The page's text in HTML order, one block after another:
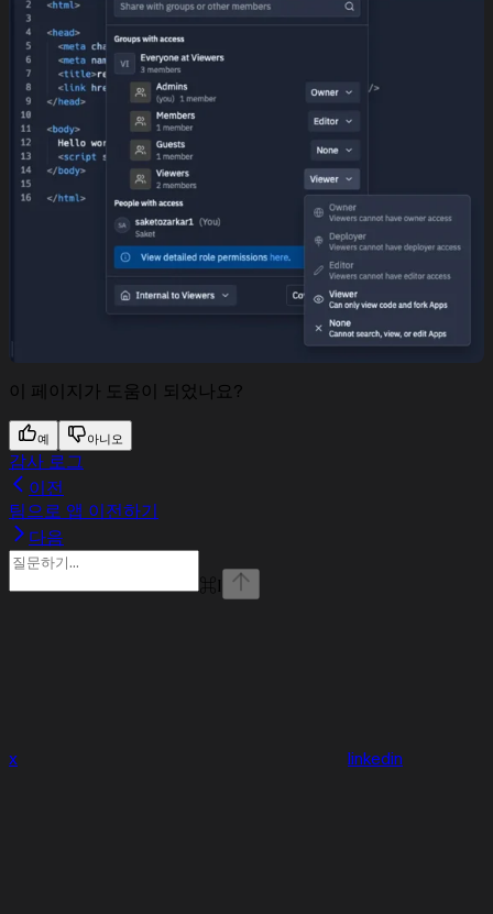
이 페이지가 도움이 되었나요?
예 아니오
감사 로그
이전
팀으로 앱 이전하기
다음
I
x linkedin